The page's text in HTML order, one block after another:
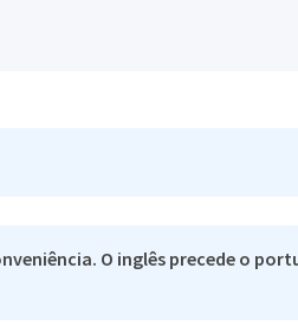
O inglês precede o